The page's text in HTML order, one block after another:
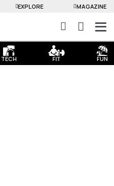
TECH FIT FUN
EXPLORE MAGAZINE